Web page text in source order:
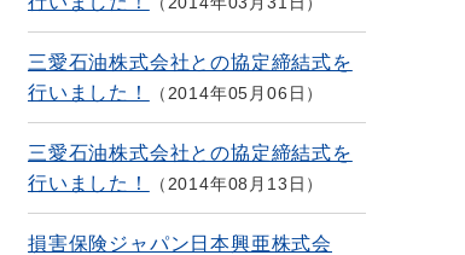
三愛石油株式会社との協定締結式を
行いました！
2014年05月06日
三愛石油株式会社との協定締結式を
行いました！
2014年08月13日
損害保険ジャパン日本興亜株式会